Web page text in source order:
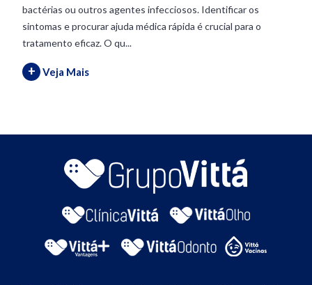
bactérias ou outros agentes infecciosos. Identificar os
sintomas e procurar ajuda médica rápida é crucial para o
tratamento eficaz. O qu...
+ Veja Mais